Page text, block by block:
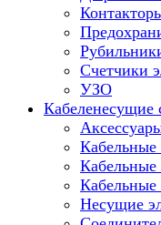
Счетчики
УЗО
Кабеленесущие
Кабельные
Кабельные
Кабельные
Несущие